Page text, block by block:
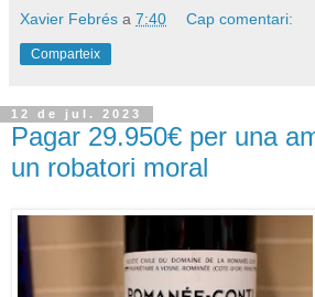
Xavier Febrés a 7:40 Cap comentari:
Comparteix
12 de jul. 2023
Pagar 29.950€ per una
un robatori moral